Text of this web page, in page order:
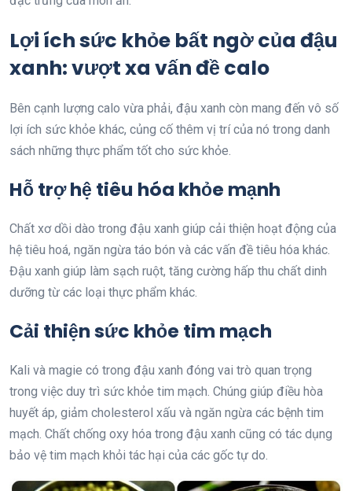
Lợi ích sức khỏe bất ngờ của đậu
xanh: vượt xa vấn đề calo
Bên cạnh lượng calo vừa phải, đậu xanh còn mang đến vô số
lợi ích sức khỏe khác, củng cố thêm vị trí của nó trong danh
sách những thực phẩm tốt cho sức khỏe.
Hỗ trợ hệ tiêu hóa khỏe mạnh
Chất xơ dồi dào trong đậu xanh giúp cải thiện hoạt động của
hệ tiêu hoá, ngăn ngừa táo bón và các vấn đề tiêu hóa khác.
Đậu xanh giúp làm sạch ruột, tăng cường hấp thu chất dinh
dưỡng từ các loại thực phẩm khác.
Cải thiện sức khỏe tim mạch
Kali và magie có trong đậu xanh đóng vai trò quan trọng
trong việc duy trì sức khỏe tim mạch. Chúng giúp điều hòa
huyết áp, giảm cholesterol xấu và ngăn ngừa các bệnh tim
mạch. Chất chống oxy hóa trong đậu xanh cũng có tác dụng
bảo vệ tim mạch khỏi tác hại của các gốc tự do.